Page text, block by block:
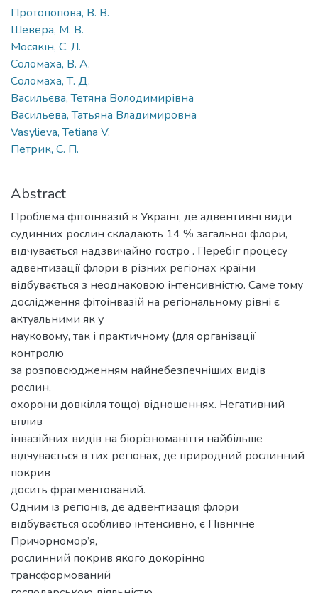
Протопопова, В. В.
Шевера, М. В.
Мосякін, С. Л.
Соломаха, В. А.
Соломаха, Т. Д.
Васильєва, Тетяна Володимирівна
Васильева, Татьяна Владимировна
Vasylieva, Tetiana V.
Петрик, С. П.
Abstract
Проблема фітоінвазій в Україні, де адвентивні види
судинних рослин складають 14 % загальної флори,
відчувається надзвичайно гостро . Перебіг процесу
адвентизації флори в різних регіонах країни
відбувається з неоднаковою інтенсивністю. Саме тому
дослідження фітоінвазій на регіональному рівні є
актуальними як у
науковому, так і практичному (для організації
контролю
за розповсюдженням найнебезпечніших видів
рослин,
охорони довкілля тощо) відношеннях. Негативний
вплив
інвазійних видів на біорізноманіття найбільше
відчувається в тих регіонах, де природний рослинний
покрив
досить фрагментований.
Одним із регіонів, де адвентизація флори
відбувається особливо інтенсивно, є Північне
Причорномор’я,
рослинний покрив якого докорінно
трансформований